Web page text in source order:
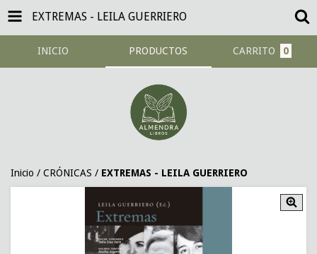
EXTREMAS - LEILA GUERRIERO
INICIO PRODUCTOS CARRITO 0
Inicio / CRÓNICAS / EXTREMAS - LEILA GUERRIERO